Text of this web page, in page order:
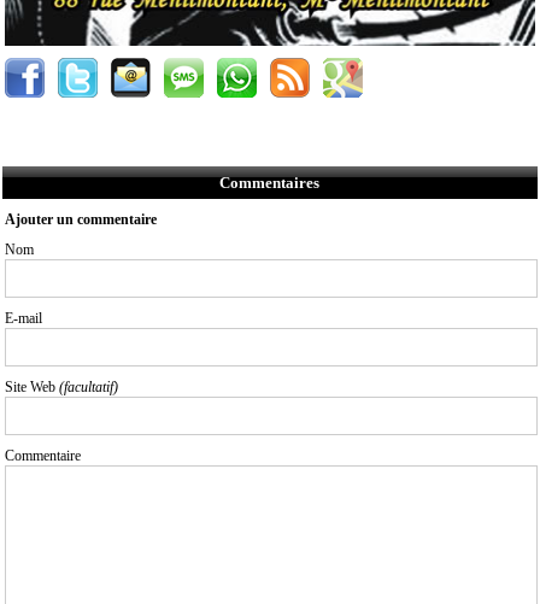
Commentaires
Ajouter un commentaire
Nom
E-mail
Site Web (facultatif)
Commentaire